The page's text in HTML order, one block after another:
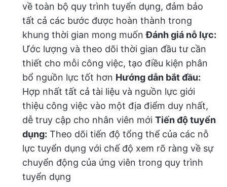
về toàn bộ quy trình tuyển dụng, đảm bảo
tất cả các bước được hoàn thành trong
khung thời gian mong muốnĐánh giá nỗ lực:
Ước lượng và theo dõi thời gian đầu tư cần
thiết cho mỗi công việc, tạo điều kiện phân
bổ nguồn lực tốt hơn Hướng dẫn bắt đầu:
Hợp nhất tất cả tài liệu và nguồn lực giới
thiệu công việc vào một địa điểm duy nhất,
dễ truy cập cho nhân viên mới Tiến độ tuyển
dụng: Theo dõi tiến độ tổng thể của các nỗ
lực tuyển dụng với chế độ xem rõ ràng về sự
chuyển động của ứng viên trong quy trình
tuyển dụng